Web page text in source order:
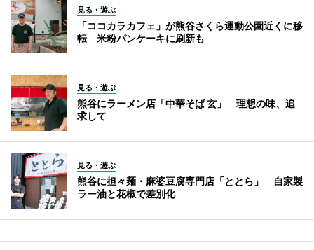
見る・遊ぶ
「ココカラカフェ」が熊谷さくら運動公園近くに移
転 米粉パンケーキに刷新も
見る・遊ぶ
熊谷にラーメン店「中華そば 玄」 理想の味、追
求して
見る・遊ぶ
熊谷に担々麺・麻婆豆腐専門店「ととら」 自家製
ラー油と花椒で差別化